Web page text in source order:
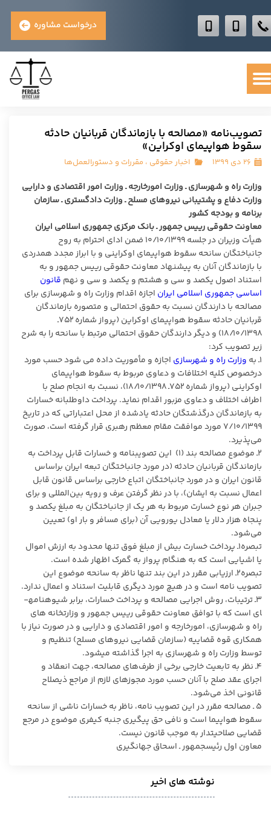
درخواست مشاوره
تصویب‌نامه «مصالحه با بازماندگان قربانیان حادثه
سقوط هواپیمای اوکراین»
۲۶ دی ۱۳۹۹ اخبار حقوقی ، مقررات و دستورالعمل‌ها
وزارت راه و شهرسازی ـ وزارت امورخارجه ـ وزارت امور اقتصادی و دارایی
وزارت دفاع و پشتیبانی نیروهای مسلح ـ وزارت دادگستری ـ سازمان
برنامه و بودجه کشور
معاونت حقوقی رییس ­جمهور ـ بانک مرکزی جمهوری اسلامی ایران
هیأت وزیران در جلسه ۱۰/۱۰/۱۳۹۹ ضمن ادای احترام به روح
جانباختگان سانحه سقوط هواپیمای اوکراینی و با ابراز مجدد همدردی
با بازماندگان آنان به پیشنهاد معاونت حقوقی رییس ­جمهور و به
استناد اصول یکصد و سی و هشتم و یکصد و سی و نهم قانون
اساسی جمهوری اسلامی ایران اجازه اقدام وزارت راه و شهرسازی برای
مصالحه با دارندگان نسبت به حقوق احتمالی و متصوره بازماندگان
قربانیان حادثه سقوط هواپیمای اوکراین (پرواز شماره ۷۵۲ـ
۱۸/۱۰/۱۳۹۸) و دیگر دارندگان حقوق احتمالی مرتبط با سانحه را به شرح
زیر تصویب کرد:
۱ـ به
وزارت راه و شهرسازی اجازه و مأموریت داده می ­شود حسب مورد
درخصوص کلیه اختلافات و دعاوی مربوط به سقوط هواپیمای
اوکراینی (پرواز شماره ۷۵۲ـ ۱۸/۱۰/۱۳۹۸)، نسبت به انجام صلح با
اطراف اختلاف و دعاوی مزبور اقدام نماید. پرداخت داوطلبانه خسارات
به بازماندگان درگذشتگان حادثه یادشده از محل اعتباراتی که در تاریخ
۷/۱۰/۱۳۹۹ مورد موافقت مقام معظم رهبری قرار گرفته است، صورت
می‌پذیرد.
۲ـ موضوع مصالحه بند (۱) این تصویب­نامه و خسارات قابل پرداخت به
بازماندگان قربانیان حادثه (در مورد جانباختگان تبعه ایران براساس
قانون ایران و در مورد جانباختگان اتباع خارجی براساس قانون قابل
اعمال نسبت به ایشان)، با در نظر گرفتن عرف و رویه بین‌­المللی و برای
جبران هر نوع خسارت مربوط به هر یک از جانباختگان به مبلغ یکصد و
پنجاه هزار دلار یا معادل یورویی آن (برای مسافر و بار او) تعیین
می‌شود.
تبصره۱ـ پرداخت خسارت بیش از مبلغ فوق تنها محدود به ارزش اموال
یا اشیایی است که به هنگام پرواز به گمرک اظهار شده است.
تبصره۲ـ ارزیابی مقرر در این بند تنها ناظر به سانحه موضوع این
تصویب ­نامه است و در هیچ مورد دیگری قابلیت استناد و اعمال ندارد.
۳ـ ترتیبات، روش اجرایی مصالحه و پرداخت خسارات، برابر شیوه­نامه­
ای است که با توافق معاونت حقوقی رییس ­جمهور و وزارتخانه ­های
راه و شهرسازی، امورخارجه و امور اقتصادی و دارایی و در صورت نیاز با
همکاری قوه قضاییه (سازمان قضایی نیروهای مسلح) تنظیم و
توسط وزارت راه و شهرسازی به اجرا گذاشته می­شود.
۴ـ نظر به تابعیت خارجی برخی از طرف­‌های مصالحه، جهت انعقاد و
اجرای عقد صلح با آنان حسب مورد مجوزهای لازم از مراجع ذی­صلاح
قانونی اخذ می‌شود.
۵ ـ مصالحه مقرر در این تصویب­ نامه، ناظر به خسارات ناشی از سانحه
سقوط هواپیما است و نافی حق پیگیری جنبه کیفری موضوع در مرجع
قضایی صلاحیت­دار به موجب قانون نیست.
معاون اول رئیس‎جمهور ـ اسحاق جهانگیری
نوشته های اخیر